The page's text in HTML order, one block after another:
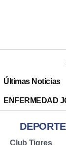
Últimas Noticias
ENFERMEDAD
Club Tigres